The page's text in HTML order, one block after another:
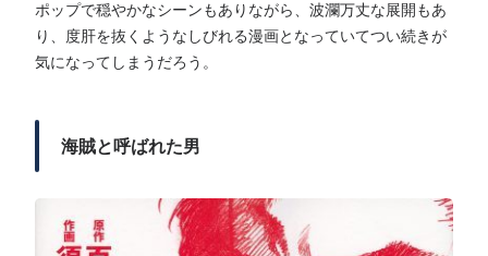
ポップで穏やかなシーンもありながら、波瀾万丈な展開もあ
り、度肝を抜くようなしびれる漫画となっていてつい続きが
気になってしまうだろう。
海賊と呼ばれた男